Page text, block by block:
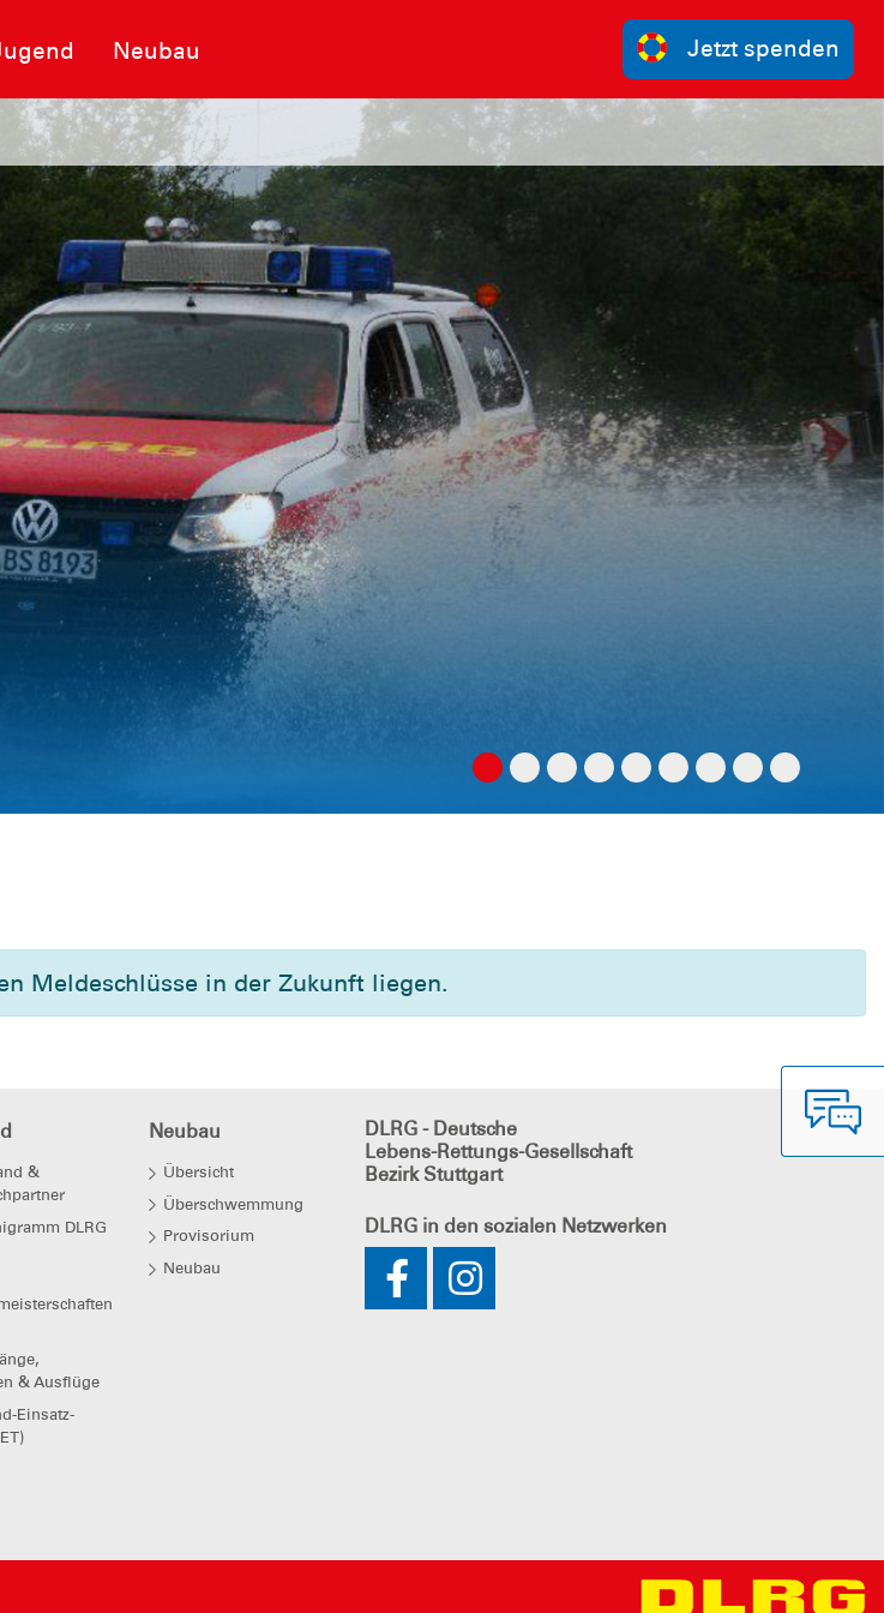
Neubau Jetzt spenden
Meldeschlüsse in der Zukunft liegen.
&
DLRG
& Ausflüge
Einsatz-
Neubau
Übersicht
Überschwemmung
Provisorium
Neubau
DLRG - Deutsche
Lebens-Rettungs-Gesellschaft
Bezirk Stuttgart
DLRG in den sozialen Netzwerken